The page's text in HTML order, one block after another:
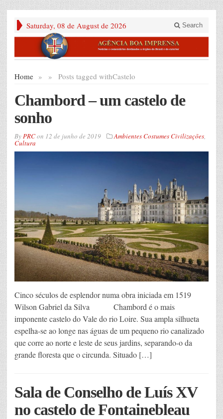
Saturday, 08 de August de 2026 Search
Home » Posts tagged with
» Castelo
Chambord – um castelo de
sonho
ByPRCon 12 de junho de 2019 Ambientes Costumes Civilizações,
Cultura
Cinco séculos de esplendor numa obra iniciada em 1519
Wilson Gabriel da Silva Chambord é o mais
imponente castelo do Vale do rio Loire. Sua ampla silhueta
espelha-se ao longe nas águas de um pequeno rio canalizado
que corre ao norte e leste de seus jardins, separando-o da
grande floresta que o circunda. Situado […]
Sala de Conselho de Luís XV
no castelo de Fontainebleau